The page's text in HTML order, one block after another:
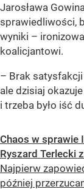
Jarosława
sprawiedliwości,
wyniki –
koalicjantowi.
– Brak satysfakcji
ale dzisiaj
i trzeba było iść
Chaos w sprawie
Ryszard Terlecki
Najpierw
później